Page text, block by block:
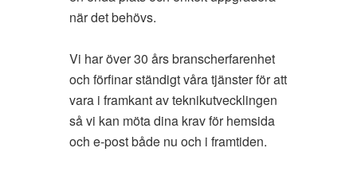
när det behövs.
Vi har över 30 års branscherfarenhet
och förfinar ständigt våra tjänster för att
vara i framkant av teknikutvecklingen
så vi kan möta dina krav för hemsida
och e-post både nu och i framtiden.